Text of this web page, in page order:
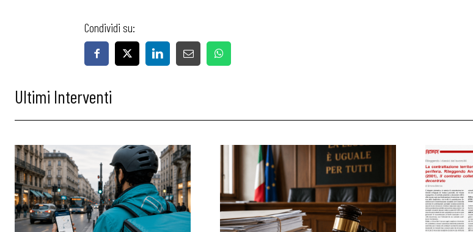
Articoli
Osservatori
Eventi
Condividi su:
Ultimi Interventi